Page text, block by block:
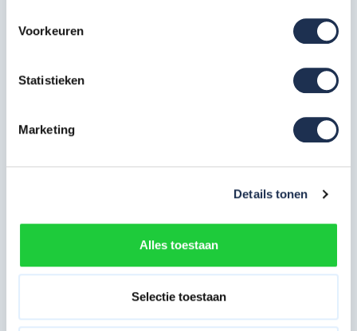
Voorkeuren
Statistieken
Marketing
Details tonen
Alles toestaan
Selectie toestaan
Veilige ladder: met schuifvlakken die in de werkpositie
Eenvoudig op te bergen, deze 2 delige ladder neemt
gemakkelijk handmatig verplaatst
Eenvoudig bestellen
binnen 24 uur geleverd. U kunt de ladder eventueel ook bij ons
ophalen. Neem hiervoor contact op met onsservice teamof